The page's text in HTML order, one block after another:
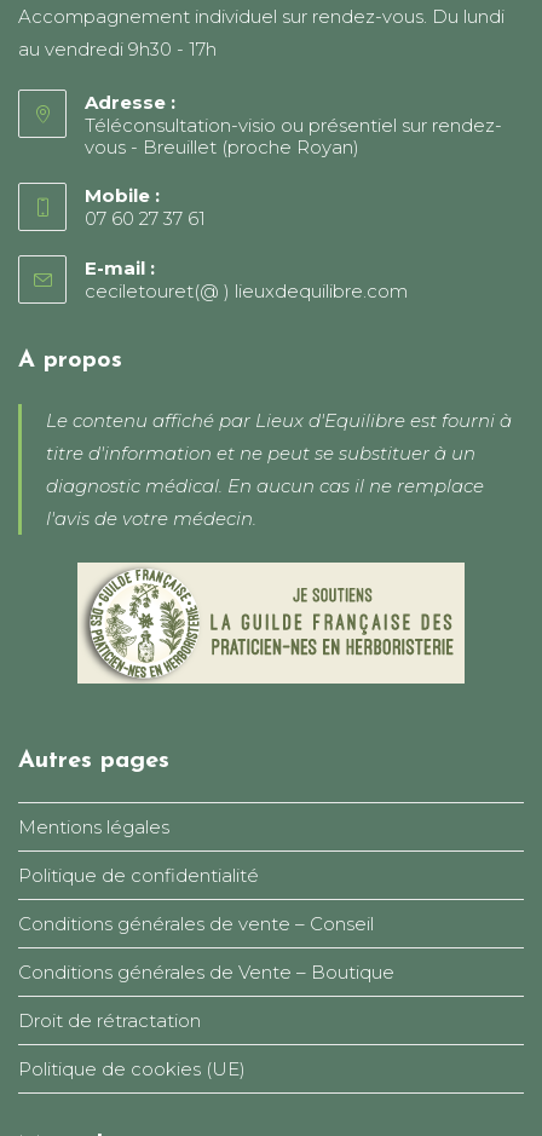
Accompagnement individuel sur rendez-vous. Du lundi
au vendredi 9h30 - 17h
Adresse :
Téléconsultation-visio ou présentiel sur rendez-
vous - Breuillet (proche Royan)
Mobile :
07 60 27 37 61
E-mail :
ceciletouret(@ ) lieuxdequilibre.com
A propos
Le contenu affiché par Lieux d'Equilibre est fourni à
titre d'information et ne peut se substituer à un
diagnostic médical. En aucun cas il ne remplace
l'avis de votre médecin.
Autres pages
Mentions légales
Politique de confidentialité
Conditions générales de vente – Conseil
Conditions générales de Vente – Boutique
Droit de rétractation
Politique de cookies (UE)